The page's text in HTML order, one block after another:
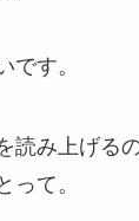
す。
み上げる
って。